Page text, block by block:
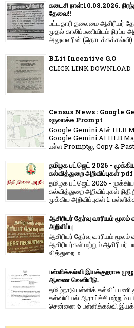
கடைசி நாள்:10.08.2026.
தேவை!!
பட்டதாரி தலைமை ஆசிரியர்
முதல் காலிப்பணியிடம் நிரப்ப
அலுவலரின் (தொடக்கக்கல்வி)
B.Lit Incentive G.O
CLICK LINK DOWNLOAD
Census News : Google
உருவாக்க Prompt
Google Gemini AIல் HLB
Google Gemini AI HLB
உள்ள Promptஐ, Copy &
தமிழக பட்ஜெட் 2026 -
கல்வித்துறை அறிவிப்புகள் pdf
தமிழக பட்ஜெட் 2026 -
கல்வித்துறை அறிவிப்புகள்
முக்கிய அறிவிப்புகள் 1.
ஆசிரியர் தேர்வு வாரியம்
அறிவிப்பு
ஆசிரியர் தேர்வு வாரி​யம்
ஆசிரியர்​கள் மற்​றும் ஆசிரியர்
வித்​துறை ம...
பள்ளிக்கல்வி இயக்குநராக
ஆணை வெளியீடு.
தமிழ்நாடு பள்ளிக் கல்விப் பணி
கல்வியியல் ஆராய்ச்சி மற்றும்
சென்னை 6 பள்ளிக்கல்வி